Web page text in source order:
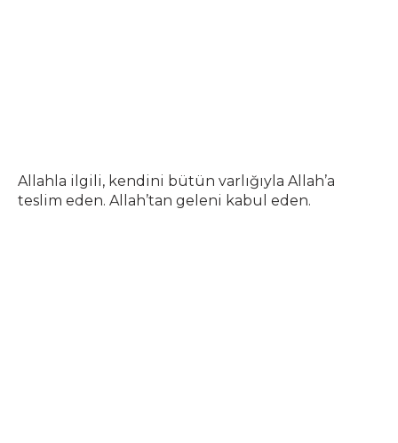
Allahla ilgili, kendini bütün varlığıyla Allah’a
teslim eden. Allah’tan geleni kabul eden.